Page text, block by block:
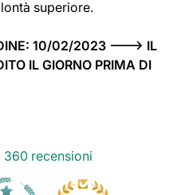
superiore.
10/02/2023 ---> IL
IL GIORNO PRIMA DI
360 recensioni